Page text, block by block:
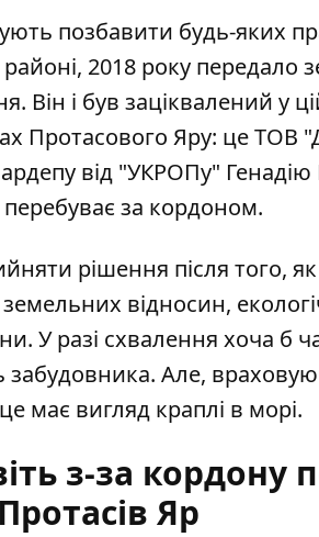
позбавити будь-яких
2018 року передало
Він і був заціквалений у
Протасового Яру: це ТОВ
від "УКРОПу"
за кордоном.
рішення після того,
відносин,
У разі схвалення хоча б
забудовника. Але,
має вигляд краплі в морі.
з-за кордону
Яр